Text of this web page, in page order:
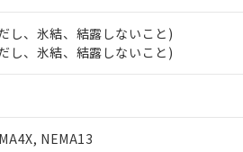
、氷結、結露しないこと)
、氷結、結露しないこと)
NEMA13